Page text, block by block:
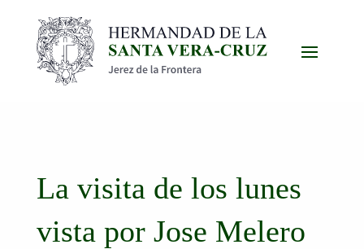
La visita de los lunes
vista por Jose Melero